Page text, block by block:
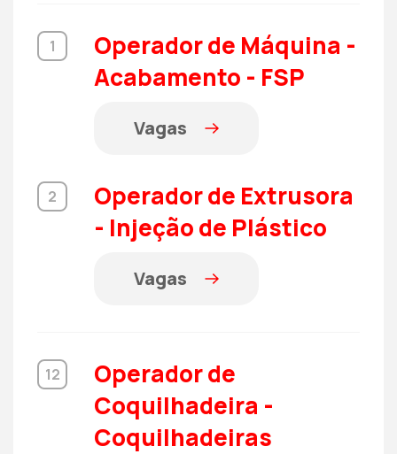
1
Operador de Máquina -
Acabamento - FSP
Vagas
2
Operador de Extrusora
- Injeção de Plástico
Vagas
12
Operador de
Coquilhadeira -
Coquilhadeiras